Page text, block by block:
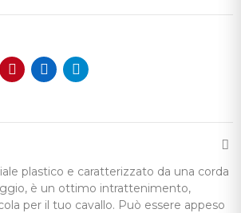
plastico e caratterizzato da una corda
è un ottimo intrattenimento,
per il tuo cavallo. Può essere appeso